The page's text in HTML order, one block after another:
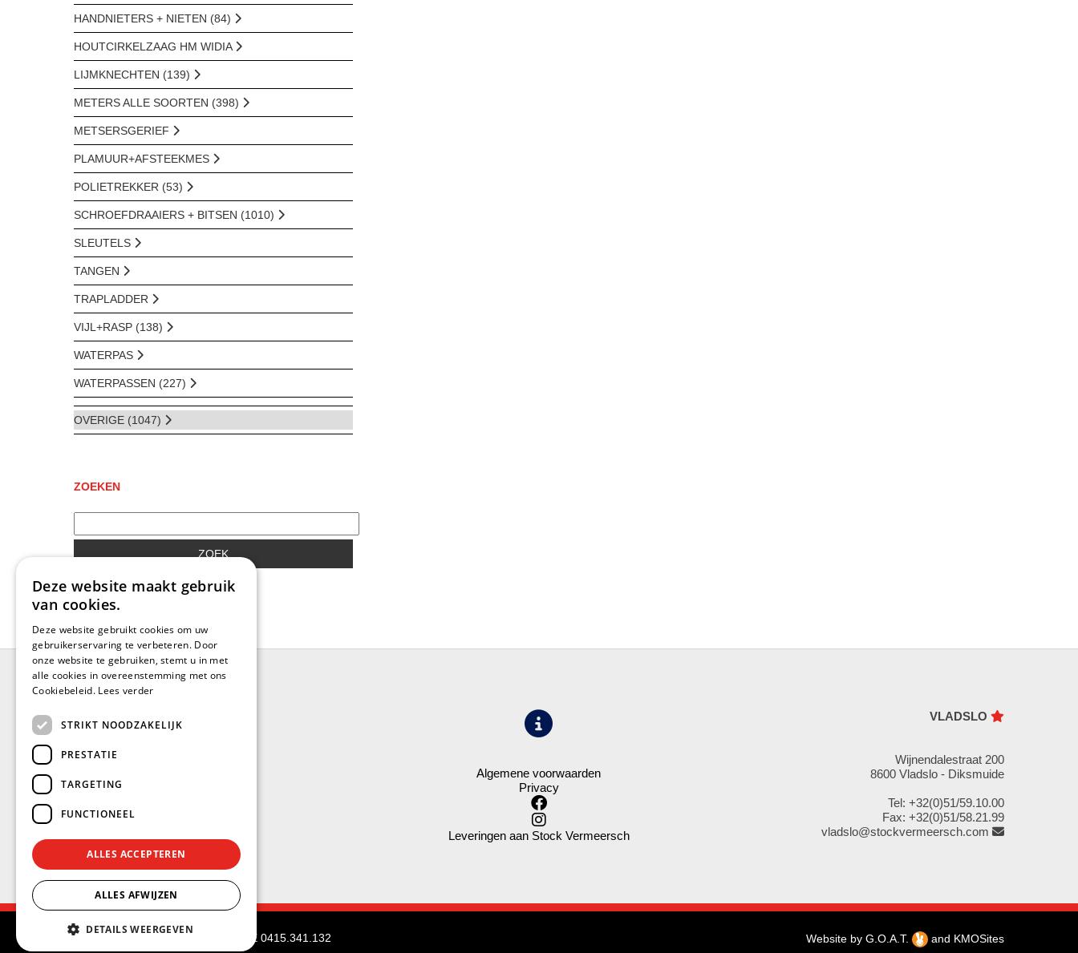
HANDNIETERS + NIETEN (84)
HOUTCIRKELZAAG HM WIDIA
LIJMKNECHTEN (139)
METERS ALLE SOORTEN (398)
METSERSGERIEF
PLAMUUR+AFSTEEKMES
POLIETREKKER (53)
SCHROEFDRAAIERS + BITSEN (1010)
SLEUTELS
TANGEN
TRAPLADDER
VIJL+RASP (138)
WATERPAS
WATERPASSEN (227)
OVERIGE (1047)
ZOEKEN
ZOEK
(Industrieterrein: De Blauwe Toren)
Fax: +32(0)50/32.04.11
Algemene voorwaarden
Privacy
Leveringen aan Stock Vermeersch
VLADSLO
Wijnendalestraat 200
8600 Vladslo - Diksmuide
Tel: +32(0)51/59.10.00
Fax: +32(0)51/58.21.99
vladslo@stockvermeersch.com
© Stock Américain Vermeersch BE 0415.341.132 Website by G.O.A.T. and KMOSites
Deze website maakt gebruik
van cookies.
Deze website gebruikt cookies om uw
gebruikerservaring te verbeteren. Door
onze website te gebruiken, stemt u in met
alle cookies in overeenstemming met ons
Cookiebeleid. Lees verder
STRIKT NOODZAKELIJK
PRESTATIE
TARGETING
FUNCTIONEEL
ALLES ACCEPTEREN
ALLES AFWIJZEN
DETAILS WEERGEVEN